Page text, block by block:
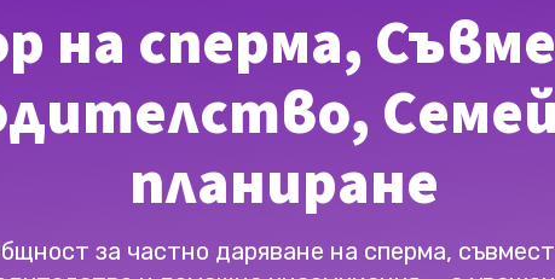
на сперма,
планиране
за частно даряване на сперма,